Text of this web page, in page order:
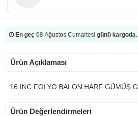
En geç 08 Ağustos Cumartesi günü kargoda.
Ürün Açıklaması
16 INC FOLYO BALON HARF GÜMÜŞ G
Ürün Değerlendirmeleri